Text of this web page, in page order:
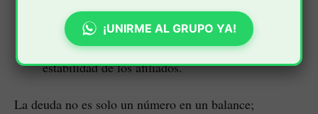
Visibilizar el impactoque la falta de pagos
tiene sobre los contratos sindicales y la
estabilidad de los afiliados.
La deuda no es solo un número en un balance;
¡UNIRME AL GRUPO YA!